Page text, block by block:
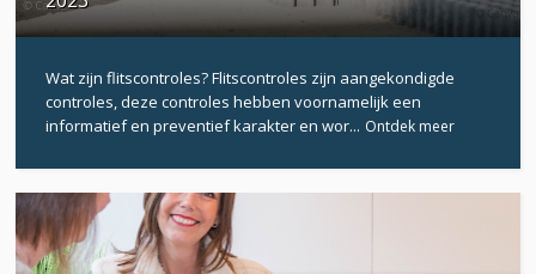
Wat zijn flitscontroles? Flitscontroles zijn aangekondigde
controles, deze controles hebben voornamelijk een
informatief en preventief karakter en wor... Ontdek meer